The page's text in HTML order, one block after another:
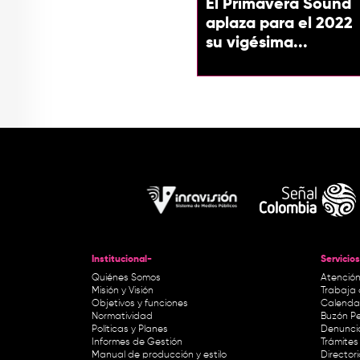
El Primavera Sound
aplaza para el 2022
su vigésima...
Institucional-
Quiénes Somos
Misión y Visión
Objetivos y funciones
Normatividad
Políticas y Planes
Informes de Gestión
Manual de producción y estilo
Servicios
Buzón